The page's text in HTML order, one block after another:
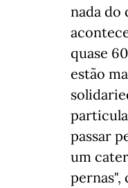
nada do
quase
estão
passar
um